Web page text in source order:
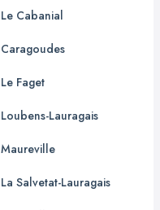
Le Cabanial
Caragoudes
Le Faget
Loubens-Lauragais
Maureville
La Salvetat-Lauragais